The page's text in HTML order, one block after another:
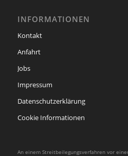
INFORMATIONEN
Kontakt
Anfahrt
Jobs
Impressum
Datenschutzerklärung
Cookie Informationen
An einem Streitbeilegungsverfahren vor